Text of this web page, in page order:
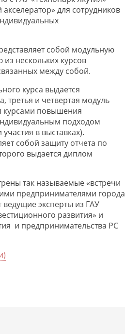
для сотрудников
собой модульную
нескольких курсов
между собой.
курса выдается
третья и четвертая модуль
курсами повышения
подходом
в выставках).
собой защиту отчета по
выдается диплом
так называемые «встречи
предпринимателями города
ведущие эксперты из ГАУ
развития» и
и предпринимательства РС